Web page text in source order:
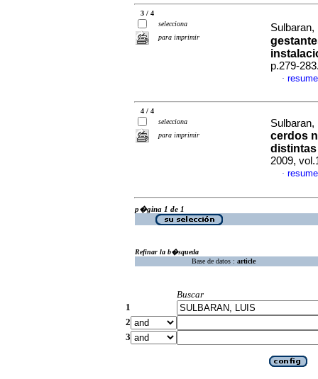
3 / 4
selecciona
para imprimir
p.279-
·
4 / 4
selecciona
para imprimir
cerdos
2009,
·
p�gina 1 de 1
Refinar la b�squeda
Base de datos : article
Buscar
1
2
3